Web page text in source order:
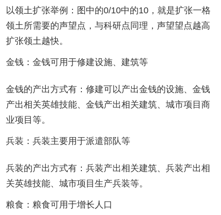
以领土扩张举例：图中的0/10中的10，就是扩张一格
领土所需要的声望点，与科研点同理，声望望点越高
扩张领土越快。
金钱：金钱可用于修建设施、建筑等
金钱的产出方式有：修建可以产出金钱的设施、金钱
产出相关英雄技能、金钱产出相关建筑、城市项目商
业项目等。
兵装：兵装主要用于派遣部队等
兵装的产出方式有：兵装产出相关建筑、兵装产出相
关英雄技能、城市项目生产兵装等。
粮食：粮食可用于增长人口